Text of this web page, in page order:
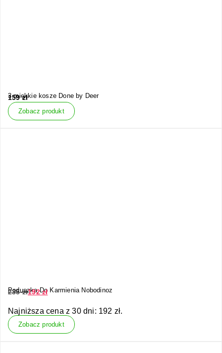
3 miękkie kosze Done by Deer
159zł
Zobacz produkt
Poduszka Do Karmienia Nobodinoz
235zł192zł
Najniższa cena z 30 dni: 192 zł.
Zobacz produkt